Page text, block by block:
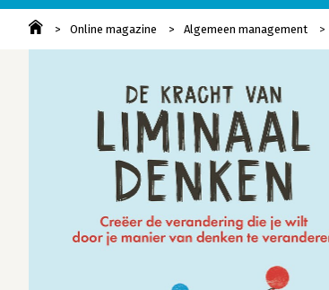
Online magazine Algemeen management